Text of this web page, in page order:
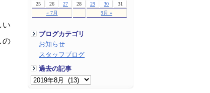
« 7月 9月 »
25
26 27 28 29 30 31
ブログカテゴリ
お知らせ
スタッフブログ
過去の記事
い
の